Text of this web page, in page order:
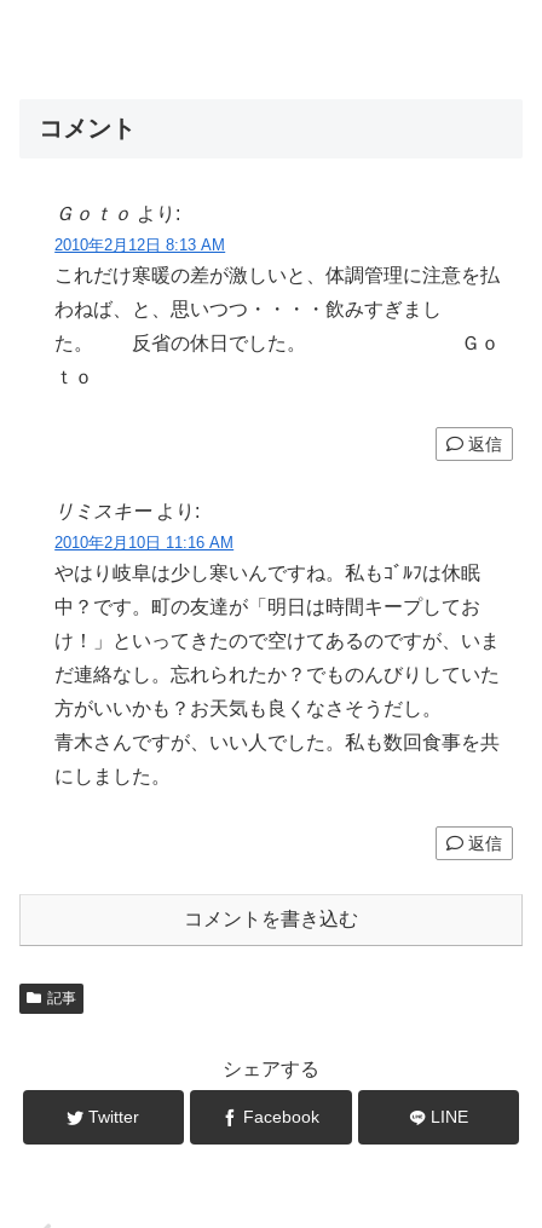
コメント
Ｇｏｔｏ より:
2010年2月12日 8:13 AM
これだけ寒暖の差が激しいと、体調管理に注意を払
わねば、と、思いつつ・・・・飲みすぎまし
た。 反省の休日でした。 Ｇｏ
ｔｏ
返信
リミスキー より:
2010年2月10日 11:16 AM
やはり岐阜は少し寒いんですね。私もｺﾞﾙﾌは休眠
中？です。町の友達が「明日は時間キープしてお
け！」といってきたので空けてあるのですが、いま
だ連絡なし。忘れられたか？でものんびりしていた
方がいいかも？お天気も良くなさそうだし。
青木さんですが、いい人でした。私も数回食事を共
にしました。
返信
コメントを書き込む
記事
シェアする
Twitter Facebook LINE